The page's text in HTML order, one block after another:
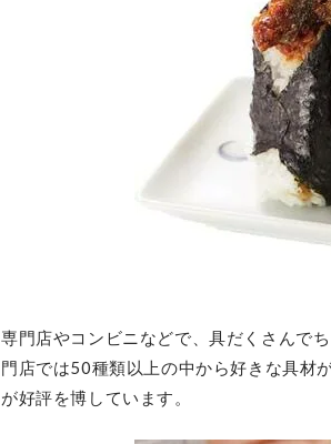
専門店やコンビニなどで、具だくさんで
門店では50種類以上の中から好きな具材
が好評を博しています。